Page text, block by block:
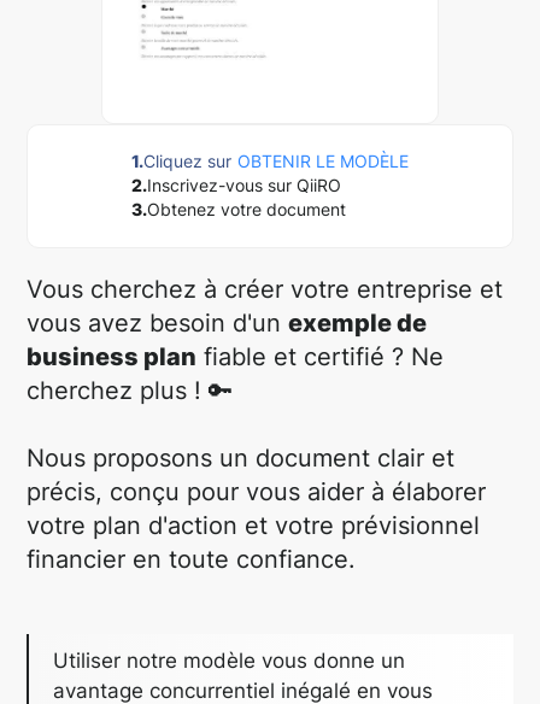
1.Cliquez sur OBTENIR LE MODÈLE
2.Inscrivez-vous sur QiiRO
3.Obtenez votre document
Vous cherchez à créer votre entreprise et
vous avez besoin d'unexemple de
business plan fiable et certifié ? Ne
cherchez plus ! 🔑
Nous proposons un document clair et
précis, conçu pour vous aider à élaborer
votre plan d'action et votre prévisionnel
financier en toute confiance.
Utiliser notre modèle vous donne un
avantage concurrentiel inégalé en vous